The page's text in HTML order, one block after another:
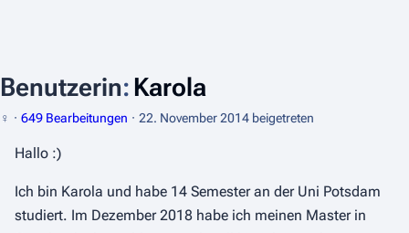
Benutzerin: Karola
♀ 649 Bearbeitungen 22. November 2014 beigetreten
Hallo :)
Ich bin Karola und habe 14 Semester an der Uni Potsdam
studiert. Im Dezember 2018 habe ich meinen Master in